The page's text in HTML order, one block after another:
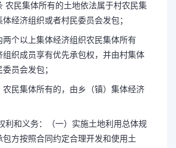
农民集体所有的土地依法属于村农民集
经济组织或者村民委员会发包；
两个以上集体经济组织农民集体所有
组织成员享有优先承包权，并由村集体
员会发包；
农民集体所有的，由乡（镇）集体经济
利和义务：（一）实施土地利用总体规
方按照合同约定合理开发和使用土